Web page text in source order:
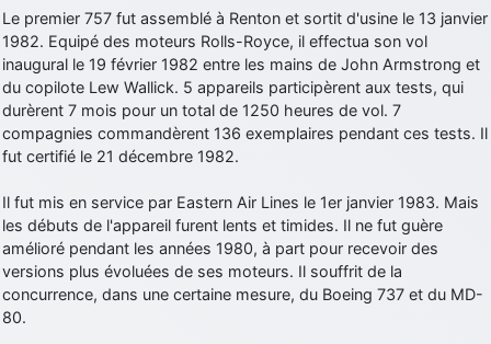
d9pouces : En espérant n’avoir coupé les accessoires de personne
au passage !
d9pouces: j'ai trouvé un palliatif un peu violent, mais ça devrait aller
un peu mieux
d9pouces: cette fois, c'est le Brésil et Singapour qui mettent le site
par terre
d9pouces : Désolé ! Mon filtrage a été un peu trop violent
manifestement
tout voir
Le premier 757 fut assemblé à Renton et sortit d'usine le 13 janvier
1982. Equipé des moteurs Rolls-Royce, il effectua son vol
inaugural le 19 février 1982 entre les mains de John Armstrong et
du copilote Lew Wallick. 5 appareils participèrent aux tests, qui
durèrent 7 mois pour un total de 1250 heures de vol. 7
compagnies commandèrent 136 exemplaires pendant ces tests. Il
fut certifié le 21 décembre 1982.
Il fut mis en service par Eastern Air Lines le 1er janvier 1983. Mais
les débuts de l'appareil furent lents et timides. Il ne fut guère
amélioré pendant les années 1980, à part pour recevoir des
versions plus évoluées de ses moteurs. Il souffrit de la
concurrence, dans une certaine mesure, du Boeing 737 et du MD-
80.